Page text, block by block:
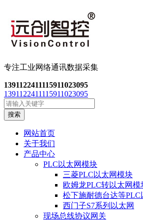
专注工业网络通讯数据采集
1391122411115911023095
1391122411115911023095
搜索
网站首页
关于我们
产品中心
PLC以太网模块
三菱PLC以太网模块
欧姆龙PLC转以太网模
松下施耐德台达等PLC
西门子S7系列以太网
现场总线协议网关